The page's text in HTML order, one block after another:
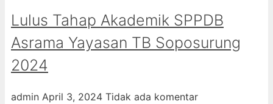
Lulus Tahap Akademik SPPDB
Asrama Yayasan TB Soposurung
2024
admin April 3, 2024 Tidak ada komentar